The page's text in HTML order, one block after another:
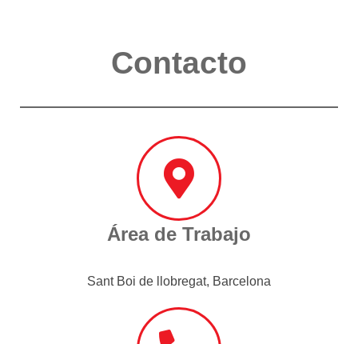
Contacto
Área de Trabajo
Sant Boi de llobregat, Barcelona